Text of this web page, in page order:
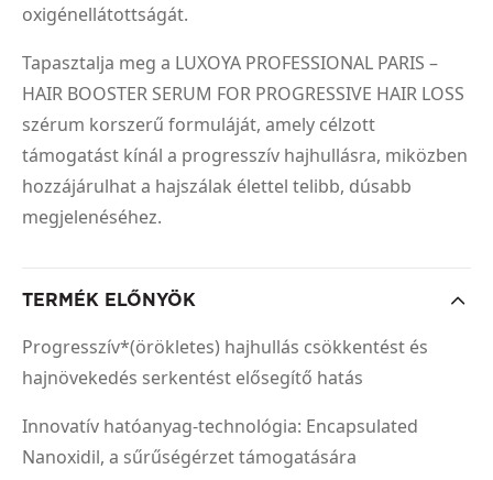
oxigénellátottságát.
Tapasztalja meg a LUXOYA PROFESSIONAL PARIS –
HAIR BOOSTER SERUM FOR PROGRESSIVE HAIR LOSS
szérum korszerű formuláját, amely célzott
támogatást kínál a progresszív hajhullásra, miközben
hozzájárulhat a hajszálak élettel telibb, dúsabb
megjelenéséhez.
TERMÉK ELŐNYÖK
Progresszív*(örökletes) hajhullás csökkentést és
hajnövekedés serkentést elősegítő hatás
Innovatív hatóanyag-technológia: Encapsulated
Nanoxidil, a sűrűségérzet támogatására